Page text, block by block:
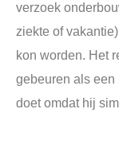
verzoek
ziekte of
kon worden. Het
gebeuren als een
doet omdat hij